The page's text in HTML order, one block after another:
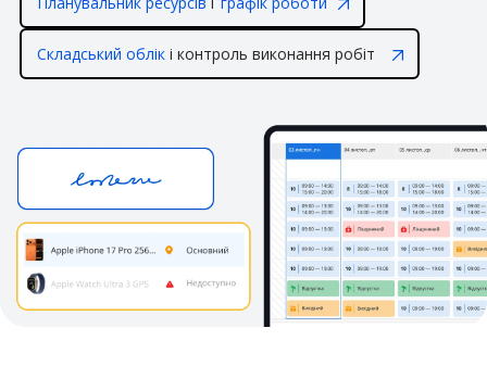
Складський облік і контроль виконання робіт